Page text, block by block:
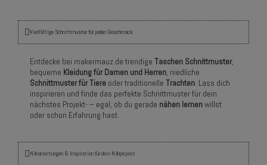
Vielfältige Schnittmuster für jeden Geschmack
Entdecke bei makermauz.de trendige Taschen Schnittmuster,
bequeme Kleidung für Damen und Herren, niedliche
Schnittmuster für Tiere oder traditionelle Trachten. Lass dich
inspirieren und finde das perfekte Schnittmuster für dein
nächstes Projekt- – egal, ob du gerade nähen lernenwillst
oder schon Erfahrung hast.
Nähanleitungen & Inspiration für dein Nähprojekt